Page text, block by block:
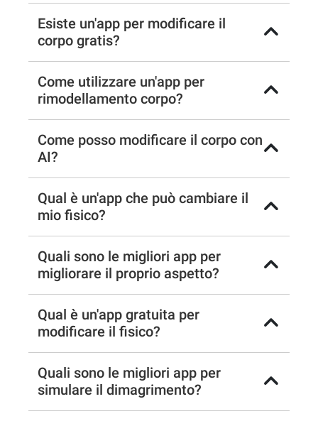
Esiste un'app per modificare il
corpo gratis?
Come utilizzare un'app per
rimodellamento corpo?
Come posso modificare il corpo con
AI?
Qual è un'app che può cambiare il
mio fisico?
Quali sono le migliori app per
migliorare il proprio aspetto?
Qual è un'app gratuita per
modificare il fisico?
Quali sono le migliori app per
simulare il dimagrimento?